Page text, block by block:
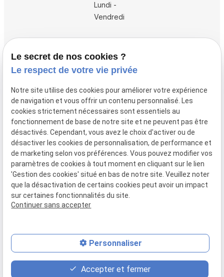
Lundi -
Vendredi
Vos avocats
Boutique
Domaines de compétences
Actualités
Contact
Mentions
légales
Politique de
confidentialité
Gestion
des
Plan du
site
Siret :80946148600015
place contact_page phone
Le secret de nos cookies ?
Le respect de votre vie privée
Notre site utilise des cookies pour améliorer votre expérience
de navigation et vous offrir un contenu personnalisé. Les
cookies strictement nécessaires sont essentiels au
fonctionnement de base de notre site et ne peuvent pas être
désactivés. Cependant, vous avez le choix d'activer ou de
désactiver les cookies de personnalisation, de performance et
de marketing selon vos préférences. Vous pouvez modifier vos
paramètres de cookies à tout moment en cliquant sur le lien
'Gestion des cookies' situé en bas de notre site. Veuillez noter
que la désactivation de certains cookies peut avoir un impact
sur certaines fonctionnalités du site.
Continuer sans accepter
Personnaliser
Accepter et fermer